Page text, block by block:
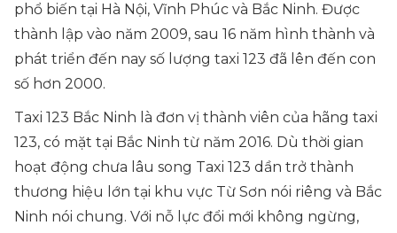
phổ biến tại Hà Nội, Vĩnh Phúc và Bắc Ninh. Được
thành lập vào năm 2009, sau 16 năm hình thành và
phát triển đến nay số lượng taxi 123 đã lên đến con
số hơn 2000.
Taxi 123 Bắc Ninh là đơn vị thành viên của hãng taxi
123, có mặt tại Bắc Ninh từ năm 2016. Dù thời gian
hoạt động chưa lâu song Taxi 123 dần trở thành
thương hiệu lớn tại khu vực Từ Sơn nói riêng và Bắc
Ninh nói chung. Với nỗ lực đổi mới không ngừng,